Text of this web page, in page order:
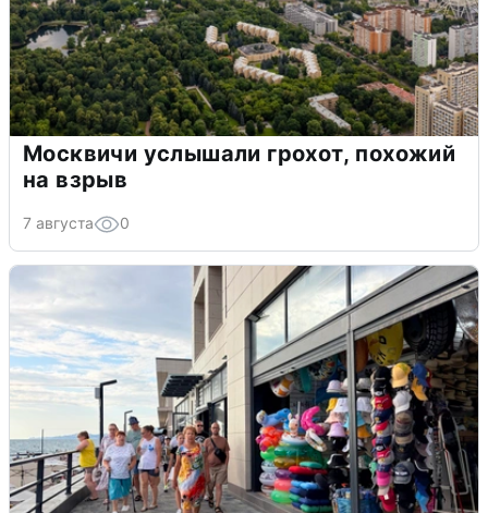
Москвичи услышали грохот, похожий
на взрыв
7 августа 0